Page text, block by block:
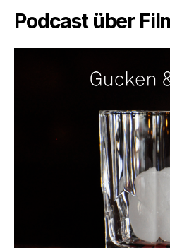
Podcast über